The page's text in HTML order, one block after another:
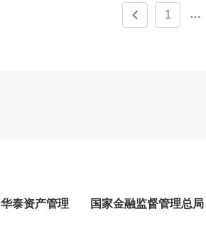
1 …
华泰资产管理 国家金融监督管理总局